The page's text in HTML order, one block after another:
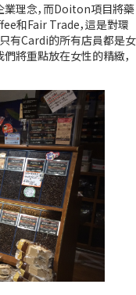
理念，而Doiton項目將藥
和Fair Trade，這是對環
有Cardi的所有店員都是女
將重點放在女性的精緻，